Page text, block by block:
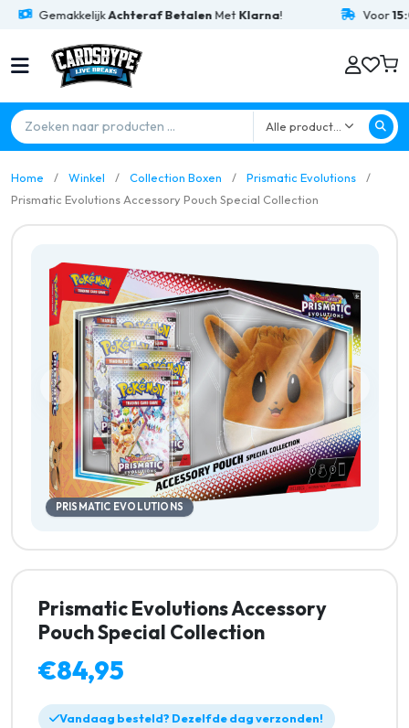
GemakkelijkAchteraf BetalenMetKlarna! Voor15:00
Alle producten
Home Winkel Collection Boxen
Prismatic Evolutions
Prismatic Evolutions Accessory Pouch Special Collection
PRISMATIC EVOLUTIONS
Prismatic Evolutions Accessory
Pouch Special Collection
€84,95
Vandaag besteld? Dezelfde dag verzonden!